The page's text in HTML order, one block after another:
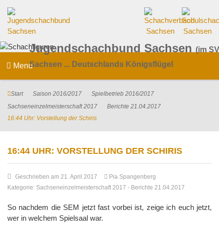
Jugendschachbund Sachsen (im
Sachsen ... Deutschlands Königsflügel
Menu
Start Saison 2016/2017
Spielbetrieb 2016/2017
Sachseneinzelmeisterschaft 2017
Berichte 21.04.2017
16:44 Uhr: Vorstellung der Schiris
16:44 UHR: VORSTELLUNG DER SCHIRIS
Geschrieben am 21. April 2017
Pia Spangenberg
Kategorie: Sachseneinzelmeisterschaft 2017 - Berichte 21.04.2017
So nachdem die SEM jetzt fast vorbei ist, zeige ich euch jetzt,
wer in welchem Spielsaal war.